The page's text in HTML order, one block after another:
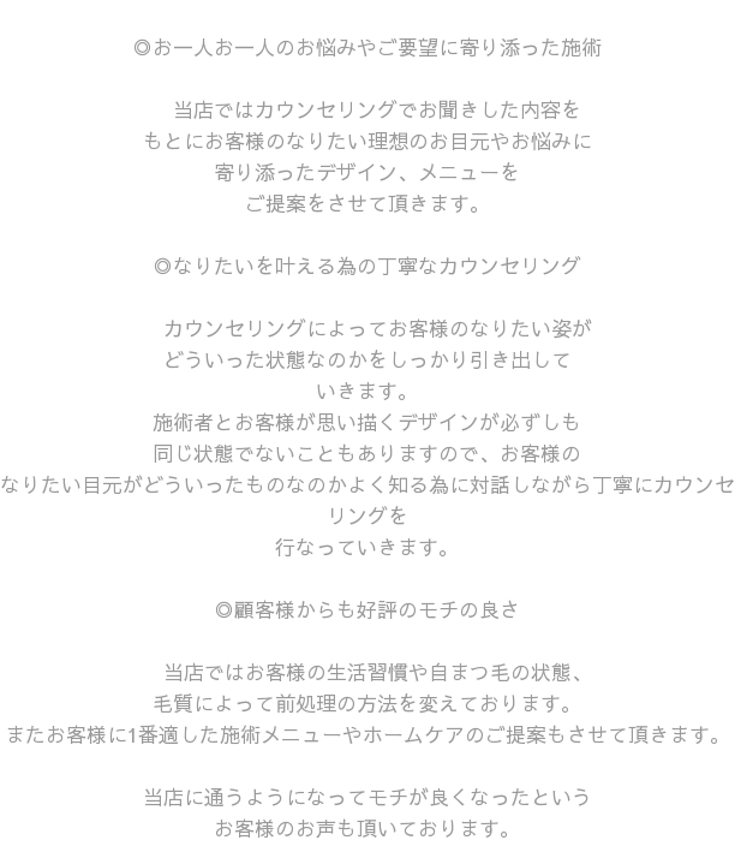
◎お一人お一人のお悩みやご要望に寄り添った施術
当店ではカウンセリングでお聞きした内容を
もとにお客様のなりたい理想のお目元やお悩みに
寄り添ったデザイン、メニューを
ご提案をさせて頂きます。
◎なりたいを叶える為の丁寧なカウンセリング
カウンセリングによってお客様のなりたい姿が
どういった状態なのかをしっかり引き出して
いきます。
施術者とお客様が思い描くデザインが必ずしも
同じ状態でないこともありますので、お客様の
なりたい目元がどういったものなのかよく知る為に対話しながら丁寧にカウンセ
リングを
行なっていきます。
◎顧客様からも好評のモチの良さ
当店ではお客様の生活習慣や自まつ毛の状態、
毛質によって前処理の方法を変えております。
またお客様に1番適した施術メニューやホームケアのご提案もさせて頂きます。
当店に通うようになってモチが良くなったという
お客様のお声も頂いております。